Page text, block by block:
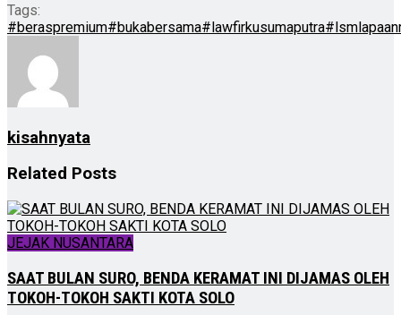
Tags:
#beraspremium#bukabersama#lawfirkusumaputra
kisahnyata
Related Posts
JEJAK NUSANTARA
SAAT BULAN SURO, BENDA KERAMAT INI DIJAMAS OLEH
TOKOH-TOKOH SAKTI KOTA SOLO